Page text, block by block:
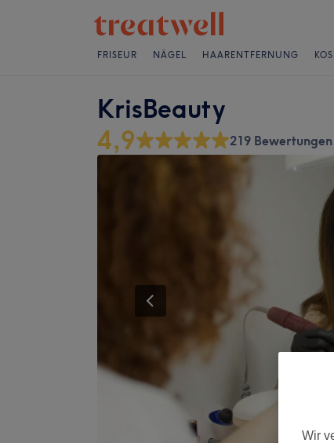
FRISEUR NÄGEL HAARENTFERNUNG
KrisBeauty
4,9 219 Bewertungen
Wir